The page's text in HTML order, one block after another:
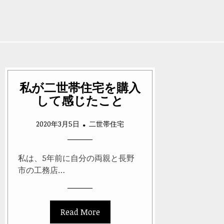
私が二世帯住宅を購入
して感じたこと
2020年3月5日 二世帯住宅
私は、5年前に自分の両親と長野
市の工務店…
Read More